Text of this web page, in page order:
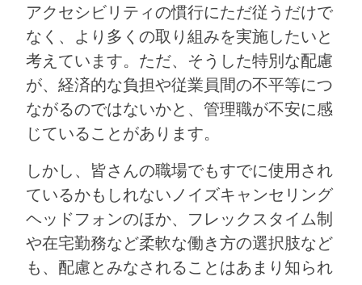
アクセシビリティの慣行にただ従うだけで
なく、より多くの取り組みを実施したいと
考えています。ただ、そうした特別な配慮
が、経済的な負担や従業員間の不平等につ
ながるのではないかと、管理職が不安に感
じていることがあります。
しかし、皆さんの職場でもすでに使用され
ているかもしれないノイズキャンセリング
ヘッドフォンのほか、フレックスタイム制
や在宅勤務など柔軟な働き方の選択肢など
も、配慮とみなされることはあまり知られ